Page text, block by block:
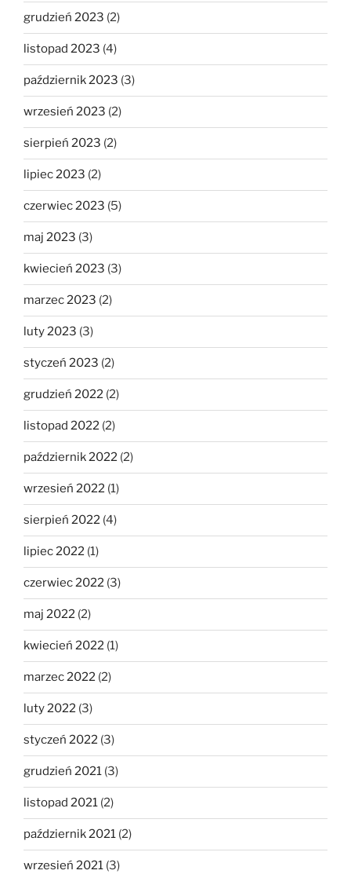
grudzień 2023 (2)
listopad 2023 (4)
październik 2023 (3)
wrzesień 2023 (2)
sierpień 2023 (2)
lipiec 2023 (2)
czerwiec 2023 (5)
maj 2023 (3)
kwiecień 2023 (3)
marzec 2023 (2)
luty 2023 (3)
styczeń 2023 (2)
grudzień 2022 (2)
listopad 2022 (2)
październik 2022 (2)
wrzesień 2022 (1)
sierpień 2022 (4)
lipiec 2022 (1)
czerwiec 2022 (3)
maj 2022 (2)
kwiecień 2022 (1)
marzec 2022 (2)
luty 2022 (3)
styczeń 2022 (3)
grudzień 2021 (3)
listopad 2021 (2)
październik 2021 (2)
wrzesień 2021 (3)